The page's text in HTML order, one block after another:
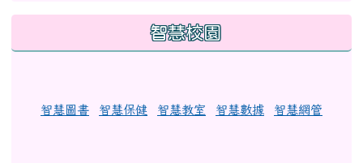
智慧校園
智慧圖書 智慧保健 智慧教室 智慧數據 智慧網管